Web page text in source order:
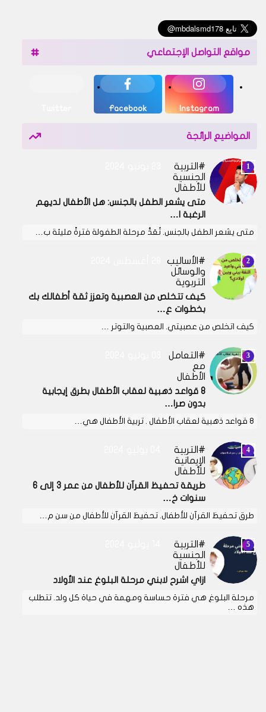
مواقع التواصل الإجتماعي
Instagram
Facebook
المواضيع الرائجة
التربية
الجنسية
للأطفال
متى يشعر الطفل بالجنس: هل الأطفال لديهم
الرغبة ا…
متى يشعر الطفل بالجنس. تُعَدُّ مرحلة الطفولة فترةً مليئة ب…
الأساليب
والوسائل
التربوية
كيف تتخلص من العصبية وتعزز ثقة أطفالك بك
بخطوات ع…
كيف اتخلص من عصبيتي. العصبية والتوتر …
التعامل
مع
الأطفال
8 قواعد ذهبية لعقاب الأطفال بطرق إيجابية
بدون صرا…
8 قواعد ذهبية لعقاب الأطفال . تربية الأطفال هي…
التربية
الإيمانية
للأطفال
طريقة تحفيظ القرآن للأطفال من عمر 3 إلى 6
سنوات خ…
طرق تحفيظ القرآن للأطفال. تحفيظ القرآن للأطفال من سن م…
التربية
الجنسية
للأطفال
ازاي اشرح لابني مرحلة البلوغ عند الأولاد
مرحلة البلوغ هي فترة حساسة ومهمة في حياة كل ولد. تتطلب
هذه …